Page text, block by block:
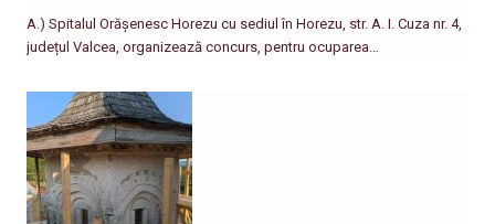
A.) Spitalul Orășenesc Horezu cu sediul în Horezu, str. A. I. Cuza nr. 4,
județul Valcea, organizează concurs, pentru ocuparea…